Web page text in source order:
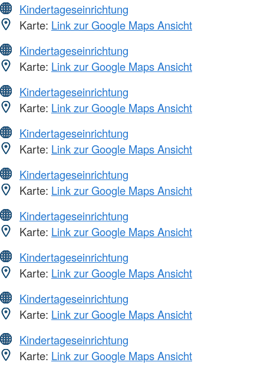
Kindertageseinrichtung
Karte: Link zur Google Maps Ansicht
Kindertageseinrichtung
Karte: Link zur Google Maps Ansicht
Kindertageseinrichtung
Karte: Link zur Google Maps Ansicht
Kindertageseinrichtung
Karte: Link zur Google Maps Ansicht
Kindertageseinrichtung
Karte: Link zur Google Maps Ansicht
Kindertageseinrichtung
Karte: Link zur Google Maps Ansicht
Kindertageseinrichtung
Karte: Link zur Google Maps Ansicht
Kindertageseinrichtung
Karte: Link zur Google Maps Ansicht
Kindertageseinrichtung
Karte: Link zur Google Maps Ansicht